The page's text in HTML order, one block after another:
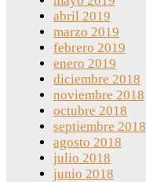
abril 2019
marzo 2019
febrero 2019
enero 2019
diciembre 2018
noviembre 2018
octubre 2018
septiembre 2018
agosto 2018
julio 2018
junio 2018